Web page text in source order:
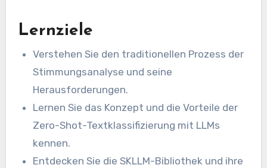
Lernziele
Verstehen Sie den traditionellen Prozess der
Stimmungsanalyse und seine
Herausforderungen.
Lernen Sie das Konzept und die Vorteile der
Zero-Shot-Textklassifizierung mit LLMs
kennen.
Entdecken Sie die SKLLM-Bibliothek und ihre